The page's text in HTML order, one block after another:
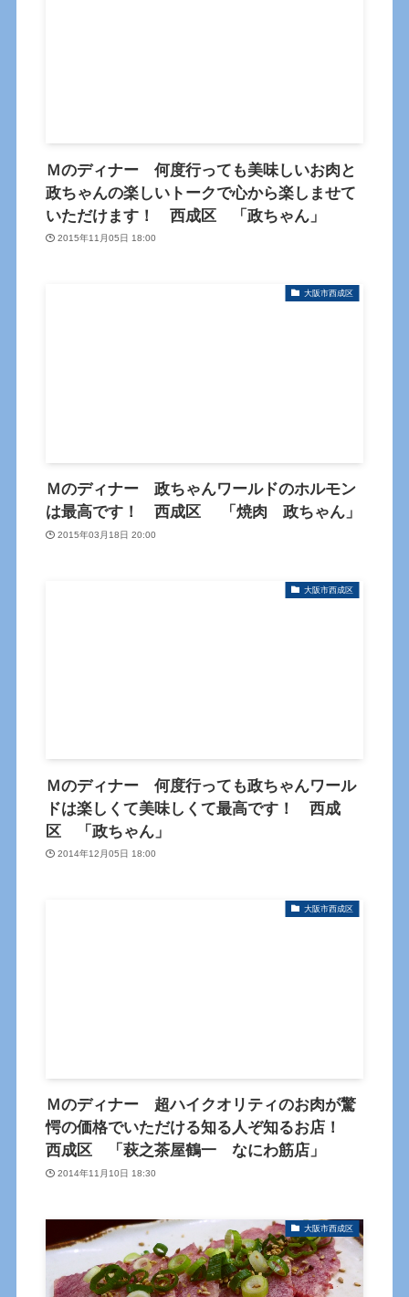
Ｍのディナー 何度行っても美味しいお肉と
政ちゃんの楽しいトークで心から楽しませて
いただけます！ 西成区 「政ちゃん」
2015年11月05日 18:00
大阪市西成区
Ｍのディナー 政ちゃんワールドのホルモン
は最高です！ 西成区 「焼肉 政ちゃん」
2015年03月18日 20:00
大阪市西成区
Ｍのディナー 何度行っても政ちゃんワール
ドは楽しくて美味しくて最高です！ 西成
区 「政ちゃん」
2014年12月05日 18:00
大阪市西成区
Ｍのディナー 超ハイクオリティのお肉が驚
愕の価格でいただける知る人ぞ知るお店！
西成区 「萩之茶屋鶴一 なにわ筋店」
2014年11月10日 18:30
大阪市西成区